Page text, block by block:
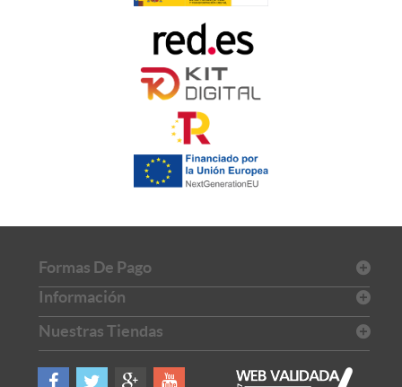
Formas De Pago
Información
Nuestras Tiendas